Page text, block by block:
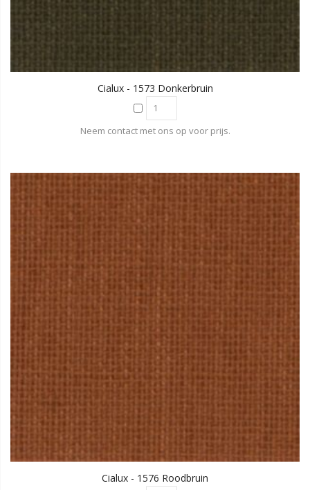
Cialux - 1573 Donkerbruin
Neem contact met ons op voor prijs.
Cialux - 1576 Roodbruin